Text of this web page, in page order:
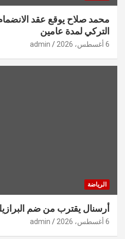
محمد صلاح يوقع عقد
التركي لمدة عامين
6 أغسطس، 2026 admin
الرياضة
أرسنال يقترب من ضم
6 أغسطس، 2026 admin